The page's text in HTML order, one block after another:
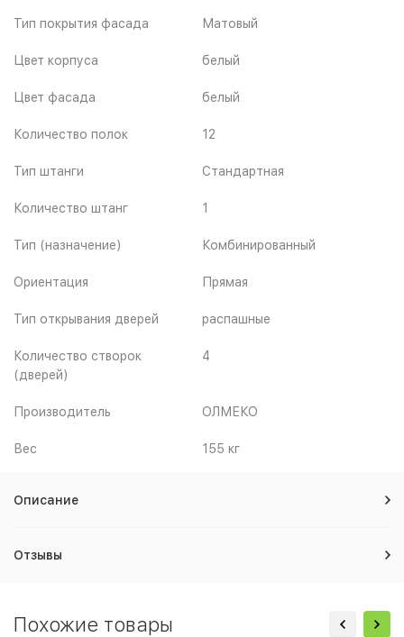
Тип покрытия фасада Матовый
Цвет корпуса белый
Цвет фасада белый
Количество полок 12
Тип штанги Стандартная
Количество штанг 1
Тип (назначение) Комбинированный
Ориентация Прямая
Тип открывания дверей распашные
Количество створок
(дверей)
4
Производитель ОЛМЕКО
Вес 155 кг
Описание
Отзывы
Похожие товары